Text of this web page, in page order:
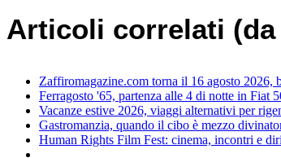
Articoli correlati (da
Zaffiromagazine.com torna il 16 agosto 2026,
Ferragosto '65, partenza alle 4 di notte in Fiat
Vacanze estive 2026, viaggi alternativi per
Gastromanzia, quando il cibo è mezzo
Human Rights Film Fest: cinema, incontri e